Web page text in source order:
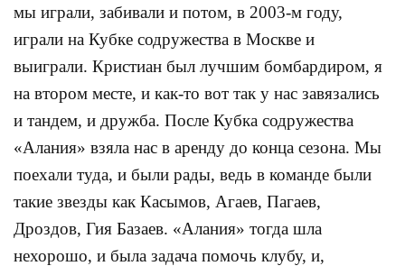
мы играли, забивали и потом, в 2003-м году,
играли на Кубке содружества в Москве и
выиграли. Кристиан был лучшим бомбардиром, я
на втором месте, и как-то вот так у нас завязались
и тандем, и дружба. После Кубка содружества
«Алания» взяла нас в аренду до конца сезона. Мы
поехали туда, и были рады, ведь в команде были
такие звезды как Касымов, Агаев, Пагаев,
Дроздов, Гия Базаев. «Алания» тогда шла
нехорошо, и была задача помочь клубу, и,